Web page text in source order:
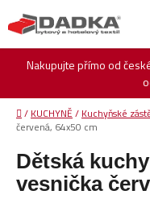
na
obsah
Nakupujte přímo od
Domů
/ KUCHYNĚ / Kuchyňské
červená, 64x50 cm
Dětská
vesnička